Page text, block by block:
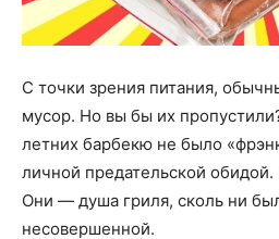
С точки зрения питания,
мусор. Но вы бы их
летних барбекю не было
личной предательской
Они — душа гриля, сколь ни
несовершенной.